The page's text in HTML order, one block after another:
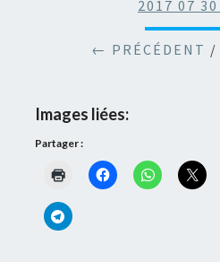
2017 07
← PRÉCÉDENT /
Images liées:
Partager :